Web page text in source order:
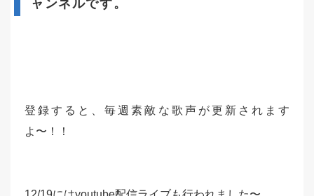
ャンネルです。
登録すると、毎週素敵な歌声が更新されます
よ〜！！